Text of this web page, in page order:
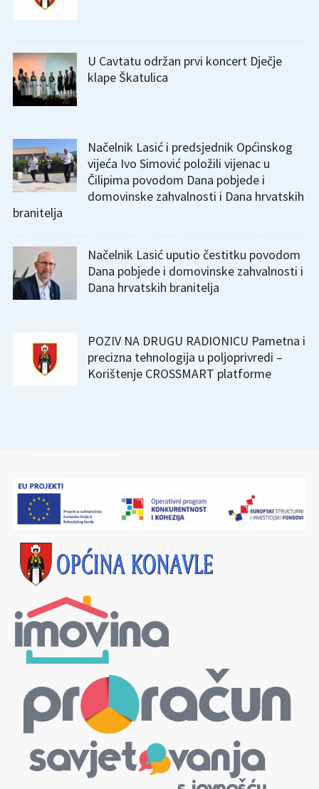
U Cavtatu održan prvi koncert Dječje
klape Škatulica
Načelnik Lasić i predsjednik Općinskog
vijeća Ivo Simović položili vijenac u
Čilipima povodom Dana pobjede i
domovinske zahvalnosti i Dana hrvatskih
branitelja
Načelnik Lasić uputio čestitku povodom
Dana pobjede i domovinske zahvalnosti i
Dana hrvatskih branitelja
POZIV NA DRUGU RADIONICU Pametna i
precizna tehnologija u poljoprivredi –
Korištenje CROSSMART platforme